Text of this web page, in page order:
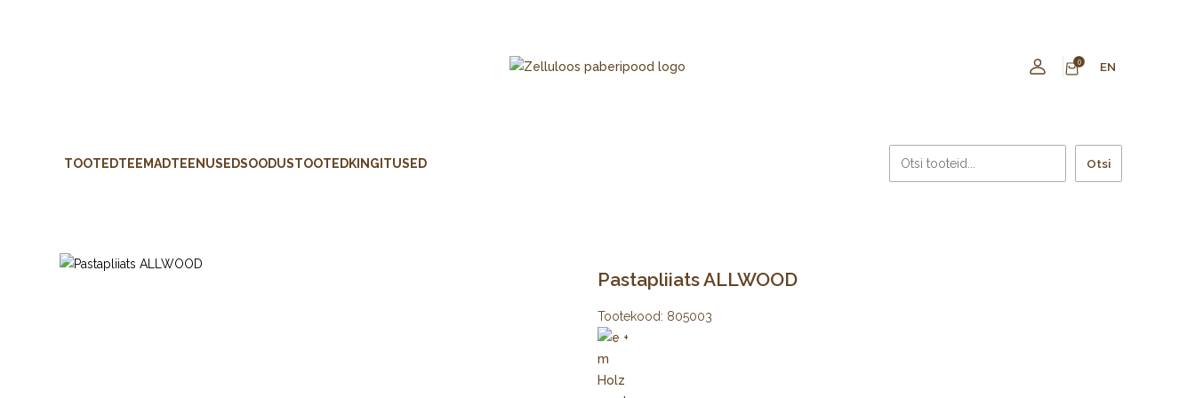
0 EN
TOOTEDTEEMADTEENUSEDSOODUSTOOTEDKINGITUSED Otsi
Pastapliiats ALLWOOD
Tootekood: 805003